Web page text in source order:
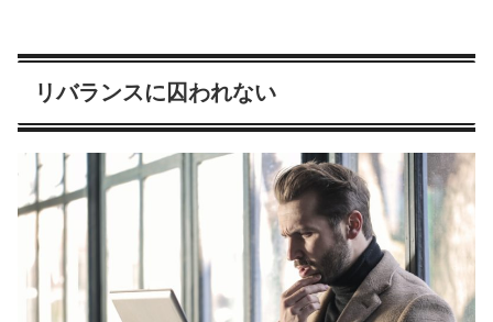
リバランスに囚われない